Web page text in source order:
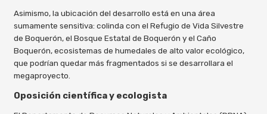
Asimismo, la ubicación del desarrollo está en una área
sumamente sensitiva: colinda con el Refugio de Vida Silvestre
de Boquerón, el Bosque Estatal de Boquerón y el Caño
Boquerón, ecosistemas de humedales de alto valor ecológico,
que podrían quedar más fragmentados si se desarrollara el
megaproyecto.
Oposición científica y ecologista